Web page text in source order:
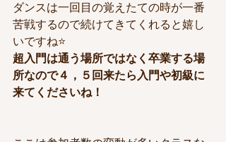
ダンスは一回目の覚えたての時が一番
苦戦するので続けてきてくれると嬉し
いですね⭐️
超入門は通う場所ではなく卒業する場
所なので４，５回来たら入門や初級に
来てくださいね！